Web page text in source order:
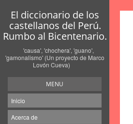
El diccionario de los
castellanos del Perú.
Rumbo al Bicentenario.
'causa', 'chochera', 'guano',
'gamonalismo' (Un proyecto de Marco
Lovón Cueva)
MENU
Inicio
Acerca de